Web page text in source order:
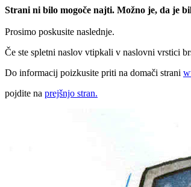
Strani ni bilo mogoče najti. Možno je, da je
Prosimo poskusite naslednje.
Če ste spletni naslov vtipkali v naslovni vrstici
Do informacij poizkusite priti na domači strani
pojdite na prejšnjo stran.